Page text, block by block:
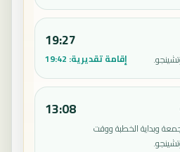
19:27
إقامة تقديرية: 19:42
وبداية الخطبة ووقت
13:08